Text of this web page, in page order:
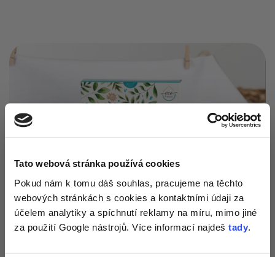
Tato webová stránka používá cookies
Pokud nám k tomu dáš souhlas, pracujeme na těchto
webových stránkách s cookies a kontaktními údaji za
účelem analytiky a spíchnutí reklamy na míru, mimo jiné
za použití Google nástrojů. Více informací najdeš tady
Získej 1+1na
zkoušku pracích
papírkůa tipy